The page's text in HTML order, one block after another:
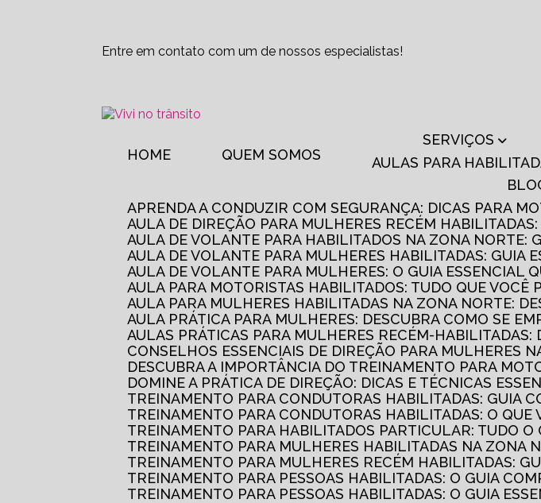
Entre em contato com um de nossos especialistas!
HOME QUEM SOMOS
SERVIÇOS
AULAS PARA
APRENDA A CONDUZIR COM SEGURANÇA: DICAS PARA
AULA DE DIREÇÃO PARA MULHERES RECÉM
AULA DE VOLANTE PARA HABILITADOS NA ZONA NORTE:
AULA DE VOLANTE PARA MULHERES HABILITADAS: GUIA
AULA DE VOLANTE PARA MULHERES: O GUIA ESSENCIAL
AULA PARA MOTORISTAS HABILITADOS: TUDO QUE VOCÊ
AULA PARA MULHERES HABILITADAS NA ZONA NORTE:
AULA PRÁTICA PARA MULHERES: DESCUBRA COMO SE
AULAS PRÁTICAS PARA MULHERES RECÉM-
CONSELHOS ESSENCIAIS DE DIREÇÃO PARA MULHERES
DESCUBRA A IMPORTÂNCIA DO TREINAMENTO PARA
DOMINE A PRÁTICA DE DIREÇÃO: DICAS E TÉCNICAS
TREINAMENTO PARA CONDUTORAS HABILITADAS: GUIA
TREINAMENTO PARA CONDUTORAS HABILITADAS: O QUE
TREINAMENTO PARA HABILITADOS PARTICULAR: TUDO O
TREINAMENTO PARA MULHERES HABILITADAS NA ZONA
TREINAMENTO PARA MULHERES RECÉM HABILITADAS:
TREINAMENTO PARA PESSOAS HABILITADAS: O GUIA
TREINAMENTO PARA PESSOAS HABILITADAS: O GUIA